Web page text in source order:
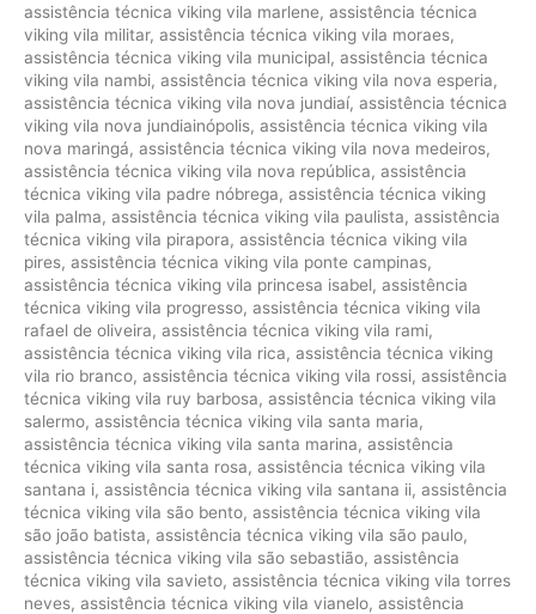
assistência técnica viking vila marlene, assistência técnica
viking vila militar, assistência técnica viking vila moraes,
assistência técnica viking vila municipal, assistência técnica
viking vila nambi, assistência técnica viking vila nova esperia,
assistência técnica viking vila nova jundiaí, assistência técnica
viking vila nova jundiainópolis, assistência técnica viking vila
nova maringá, assistência técnica viking vila nova medeiros,
assistência técnica viking vila nova república, assistência
técnica viking vila padre nóbrega, assistência técnica viking
vila palma, assistência técnica viking vila paulista, assistência
técnica viking vila pirapora, assistência técnica viking vila
pires, assistência técnica viking vila ponte campinas,
assistência técnica viking vila princesa isabel, assistência
técnica viking vila progresso, assistência técnica viking vila
rafael de oliveira, assistência técnica viking vila rami,
assistência técnica viking vila rica, assistência técnica viking
vila rio branco, assistência técnica viking vila rossi, assistência
técnica viking vila ruy barbosa, assistência técnica viking vila
salermo, assistência técnica viking vila santa maria,
assistência técnica viking vila santa marina, assistência
técnica viking vila santa rosa, assistência técnica viking vila
santana i, assistência técnica viking vila santana ii, assistência
técnica viking vila são bento, assistência técnica viking vila
são joão batista, assistência técnica viking vila são paulo,
assistência técnica viking vila são sebastião, assistência
técnica viking vila savieto, assistência técnica viking vila torres
neves, assistência técnica viking vila vianelo, assistência